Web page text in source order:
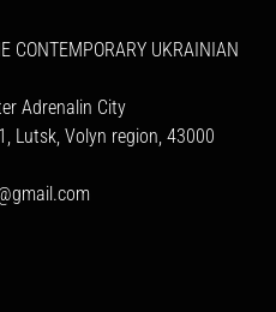
CONTEMPORARY UKRAINIAN
Adrenalin City
Lutsk, Volyn region, 43000